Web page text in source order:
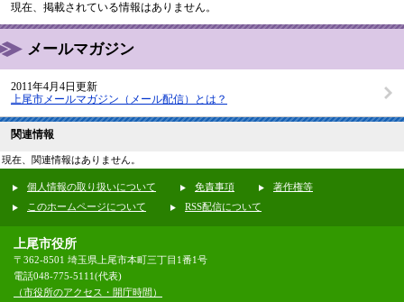
現在、掲載されている情報はありません。
メールマガジン
2011年4月4日更新
上尾市メールマガジン（メール配信）とは？
関連情報
現在、関連情報はありません。
個人情報の取り扱いについて 免責事項
著作権等
このホームページについて
RSS配信について
上尾市役所
〒362-8501 埼玉県上尾市本町三丁目1番1号
電話048-775-5111(代表)
（市役所のアクセス・開庁時間）